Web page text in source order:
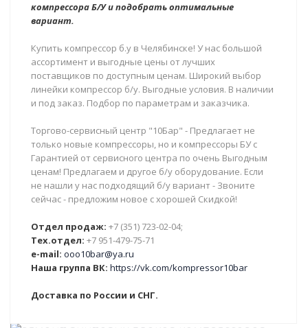
компрессора Б/У и подобрать оптимальные
вариант.
Купить компрессор б.у в Челябинске! У нас большой
ассортимент и выгодные цены от лучших
поставщиков по доступным ценам. Широкий выбор
линейки компрессор б/у. Выгодные условия. В наличии
и под заказ. Подбор по параметрам и заказчика.
Торгово-сервисный центр "10Бар" - Предлагает не
только новые компрессоры, но и компрессоры БУ с
Гарантией от сервисного центра по очень Выгодным
ценам! Предлагаем и другое б/у оборудование. Если
не нашли у нас подходящий б/у вариант - Звоните
сейчас - предложим новое с хорошей Скидкой!
Отдел продаж: +7 (351) 723-02-04;
Тех.отдел: +7 951-479-75-71
e-mail: ooo10bar@ya.ru
Наша группа ВК: https://vk.com/kompressor10bar
Доставка по России и СНГ.